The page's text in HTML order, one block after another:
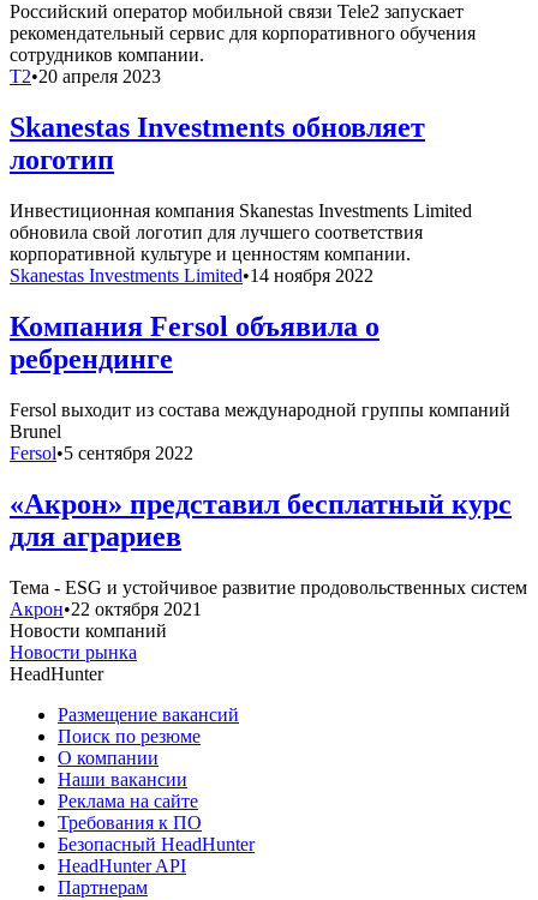
Российский оператор мобильной связи Tele2 запускает
рекомендательный сервис для корпоративного обучения
сотрудников компании.
T2•20 апреля 2023
Skanestas Investments обновляет
логотип
Инвестиционная компания Skanestas Investments Limited
обновила свой логотип для лучшего соответствия
корпоративной культуре и ценностям компании.
Skanestas Investments Limited•14 ноября 2022
Компания Fersol объявила о
ребрендинге
Fersol выходит из состава международной группы компаний
Brunel
Fersol•5 сентября 2022
«Акрон» представил бесплатный курс
для аграриев
Тема - ESG и устойчивое развитие продовольственных систем
Акрон•22 октября 2021
Новости компаний
Новости рынка
HeadHunter
Размещение вакансий
Поиск по резюме
О компании
Наши вакансии
Реклама на сайте
Требования к ПО
Безопасный HeadHunter
HeadHunter API
Партнерам